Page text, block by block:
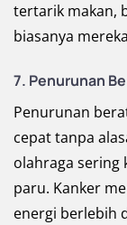
tertarik makan,
biasanya
7. Penurunan
Penurunan
cepat tanpa
olahraga sering
paru. Kanker
energi berlebih